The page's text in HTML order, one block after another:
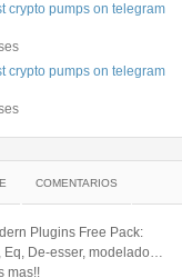
crypto pumps on telegram
crypto pumps on telegram
COMENTARIOS
Plugins Free Pack:
Eq, De-esser, modelado…
mas!!